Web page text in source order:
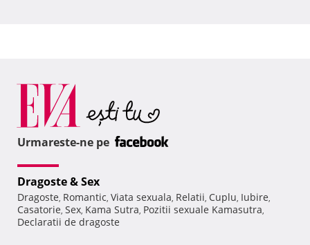
Urmareste-ne pe
Dragoste & Sex
Dragoste, Romantic, Viata sexuala, Relatii, Cuplu, Iubire,
Casatorie, Sex, Kama Sutra, Pozitii sexuale Kamasutra,
Declaratii de dragoste